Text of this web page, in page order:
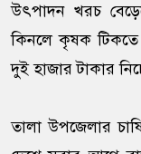
উৎপাদন খরচ
কিনলে কৃষক টিকতে
দুই হাজার টাকার
তালা উপজেলার